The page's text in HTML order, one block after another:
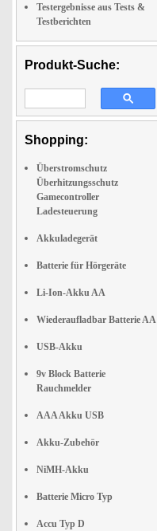
Testergebnisse aus Tests &
Testberichten
Produkt-Suche:
Shopping:
Überstromschutz
Überhitzungsschutz
Gamecontroller
Ladesteuerung
Akkuladegerät
Batterie für Hörgeräte
Li-Ion-Akku AA
Wiederaufladbar Batterie AA
USB-Akku
9v Block Batterie
Rauchmelder
AAA Akku USB
Akku-Zubehör
NiMH-Akku
Batterie Micro Typ
Accu Typ D